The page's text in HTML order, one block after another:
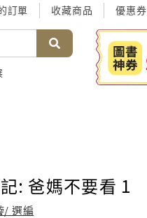
訂單 收藏商品 優惠券
: 爸媽不要看 1
/ 選編